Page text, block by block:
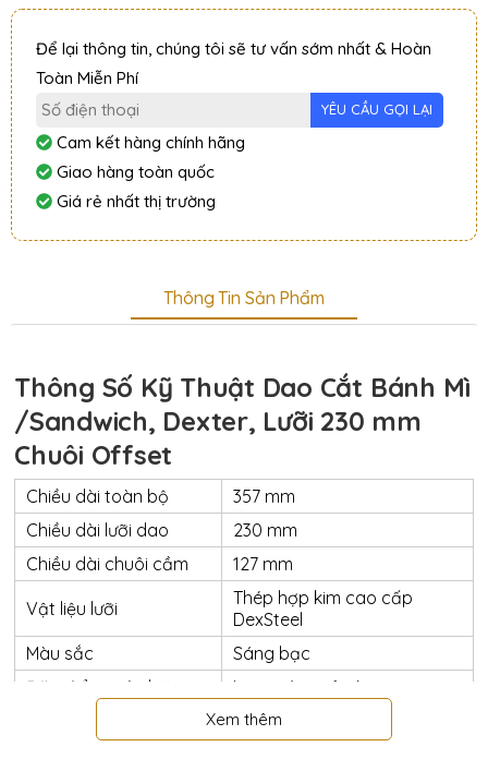
Để lại thông tin, chúng tôi sẽ tư vấn sớm nhất & Hoàn
Toàn Miễn Phí
Cam kết hàng chính hãng
Giao hàng toàn quốc
Giá rẻ nhất thị trường
Thông Tin Sản Phẩm
Thông Số Kỹ Thuật Dao Cắt Bánh Mì
/Sandwich, Dexter, Lưỡi 230 mm
Chuôi Offset
Chiều dài toàn bộ
357 mm
Chiều dài lưỡi dao
230 mm
Chiều dài chuôi cầm
127 mm
Vật liệu lưỡi
Thép hợp kim cao cấp
DexSteel
Màu sắc
Sáng bạc
Đặc điểm mép lưỡi
Lượn sóng vỏ sò
Nhựa kháng khuẩn
Xem thêm